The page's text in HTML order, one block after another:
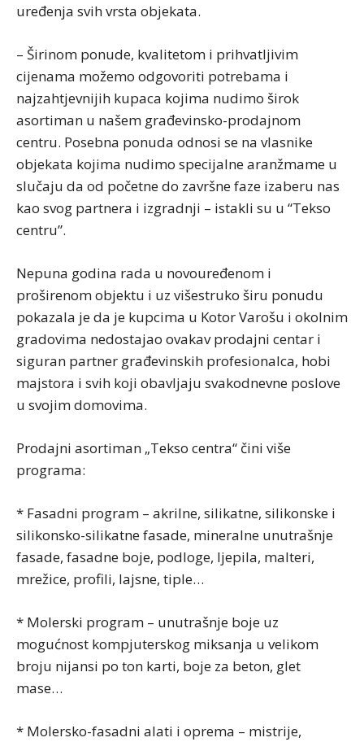
uređenja svih vrsta objekata.
– Širinom ponude, kvalitetom i prihvatljivim
cijenama možemo odgovoriti potrebama i
najzahtjevnijih kupaca kojima nudimo širok
asortiman u našem građevinsko-prodajnom
centru. Posebna ponuda odnosi se na vlasnike
objekata kojima nudimo specijalne aranžmame u
slučaju da od početne do završne faze izaberu nas
kao svog partnera i izgradnji – istakli su u “Tekso
centru”.
Nepuna godina rada u novouređenom i
proširenom objektu i uz višestruko širu ponudu
pokazala je da je kupcima u Kotor Varošu i okolnim
gradovima nedostajao ovakav prodajni centar i
siguran partner građevinskih profesionalca, hobi
majstora i svih koji obavljaju svakodnevne poslove
u svojim domovima.
Prodajni asortiman „Tekso centra“ čini više
programa:
* Fasadni program – akrilne, silikatne, silikonske i
silikonsko-silikatne fasade, mineralne unutrašnje
fasade, fasadne boje, podloge, ljepila, malteri,
mrežice, profili, lajsne, tiple…
* Molerski program – unutrašnje boje uz
mogućnost kompjuterskog miksanja u velikom
broju nijansi po ton karti, boje za beton, glet
mase…
* Molersko-fasadni alati i oprema – mistrije,